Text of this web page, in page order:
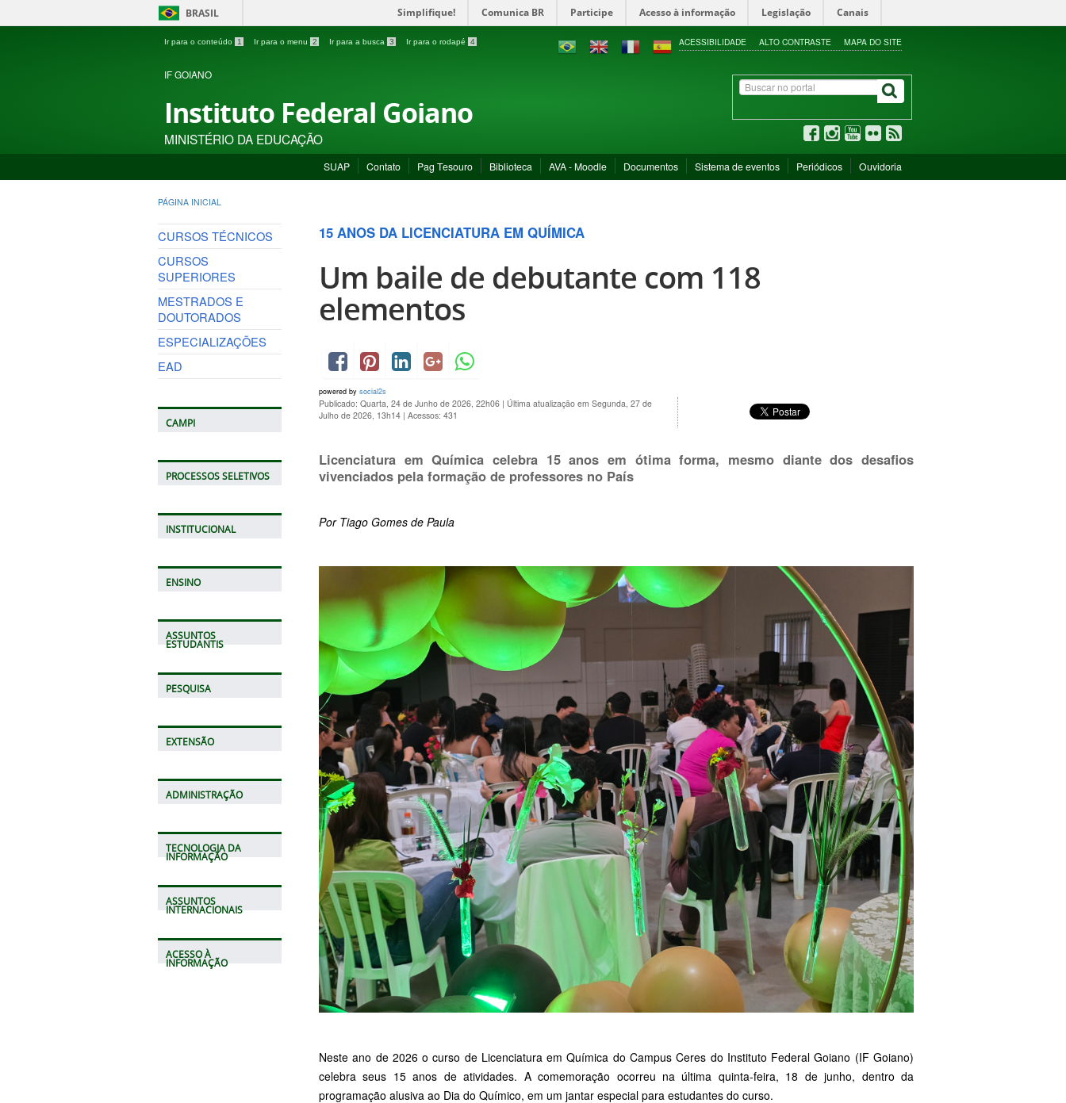
BRASIL Simplifique! Comunica BR Participe Acesso à informação Legislação Canais
Ir para o conteúdo 1 Ir para o menu 2 Ir para a busca 3 Ir para o rodapé 4 ACESSIBILIDADE ALTO CONTRASTE MAPA DO SITE
IF GOIANO
Instituto Federal Goiano
MINISTÉRIO DA EDUCAÇÃO
SUAP Contato Pag Tesouro Biblioteca AVA - Moodle Documentos Sistema de eventos Periódicos Ouvidoria
PÁGINA INICIAL
CURSOS TÉCNICOS
CURSOS
SUPERIORES
MESTRADOS E
DOUTORADOS
ESPECIALIZAÇÕES
EAD
CAMPI
PROCESSOS SELETIVOS
INSTITUCIONAL
ENSINO
ASSUNTOS
ESTUDANTIS
PESQUISA
EXTENSÃO
ADMINISTRAÇÃO
TECNOLOGIA DA
INFORMAÇÃO
ASSUNTOS
INTERNACIONAIS
ACESSO À
INFORMAÇÃO
15 ANOS DA LICENCIATURA EM QUÍMICA
Um baile de debutante com 118
elementos
powered by social2s
Publicado: Quarta, 24 de Junho de 2026, 22h06 | Última atualização em Segunda, 27 de
Julho de 2026, 13h14 | Acessos: 431
Licenciatura em Química celebra 15 anos em ótima forma, mesmo diante dos desafios
vivenciados pela formação de professores no País
Por Tiago Gomes de Paula
Neste ano de 2026 o curso de Licenciatura em Química do Campus Ceres do Instituto Federal Goiano (IF Goiano)
celebra seus 15 anos de atividades. A comemoração ocorreu na última quinta-feira, 18 de junho, dentro da
programação alusiva ao Dia do Químico, em um jantar especial para estudantes do curso.